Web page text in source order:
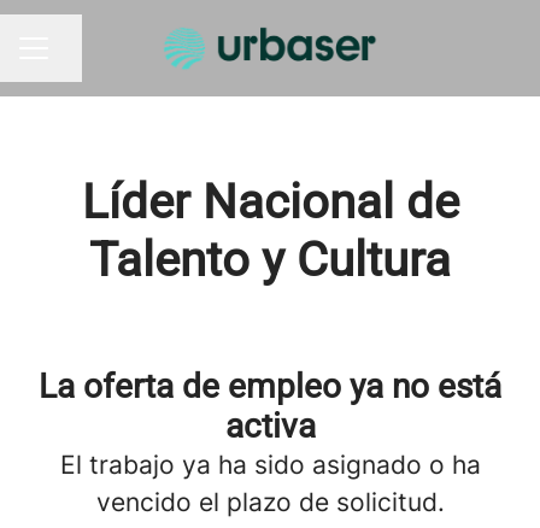
MENÚ DE EMPLEO
Compartir página
Líder Nacional de
Talento y Cultura
La oferta de empleo ya no está
activa
El trabajo ya ha sido asignado o ha
vencido el plazo de solicitud.